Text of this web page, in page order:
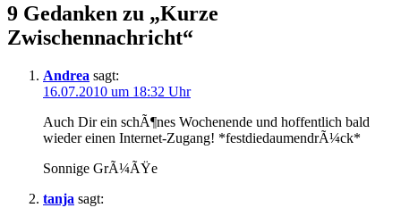
9 Gedanken zu „Kurze
Zwischennachricht“
Andrea sagt:
16.07.2010 um 18:32 Uhr
Auch Dir ein schÃ¶nes Wochenende und hoffentlich bald
wieder einen Internet-Zugang! *festdiedaumendrÃ¼ck*
Sonnige GrÃ¼ÃŸe
tanja sagt: